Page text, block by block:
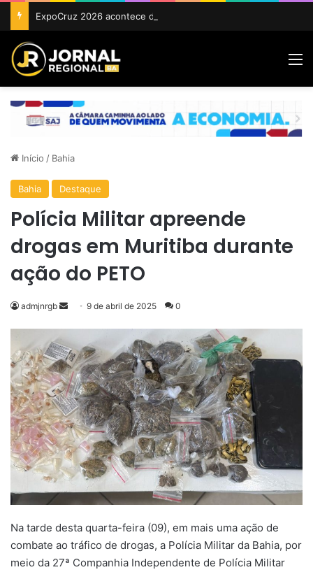
Início / Bahia
Bahia Destaque
Polícia Militar apreende
drogas em Muritiba durante
ação do PETO
admjnrgb
Mande
mail
9 de abril de 2025 0
Na tarde desta quarta-feira (09), em mais uma ação de
combate ao tráfico de drogas, a Polícia Militar da Bahia, por
meio da 27ª Companhia Independente de Polícia Militar